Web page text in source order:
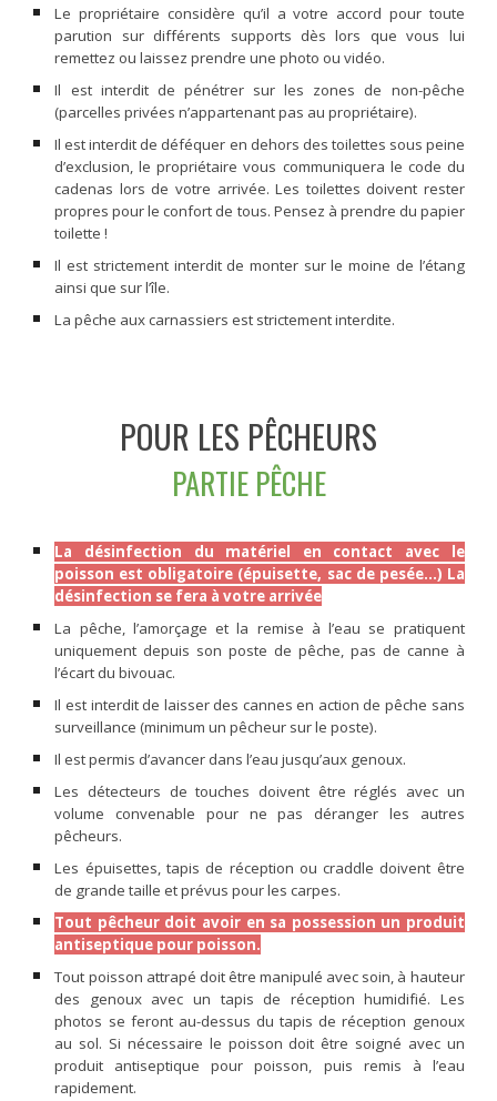
Le propriétaire considère qu’il a votre accord pour toute
parution sur différents supports dès lors que vous lui
remettez ou laissez prendre une photo ou vidéo.
Il est interdit de pénétrer sur les zones de non-pêche
(parcelles privées n’appartenant pas au propriétaire).
Il est interdit de déféquer en dehors des toilettes sous peine
d’exclusion, le propriétaire vous communiquera le code du
cadenas lors de votre arrivée. Les toilettes doivent rester
propres pour le confort de tous. Pensez à prendre du papier
toilette !
Il est strictement interdit de monter sur le moine de l’étang
ainsi que sur l’île.
La pêche aux carnassiers est strictement interdite.
POUR LES PÊCHEURS
PARTIE PÊCHE
La désinfection du matériel en contact avec le
poisson est obligatoire (épuisette, sac de pesée...) La
désinfection se fera à votre arrivée
La pêche, l’amorçage et la remise à l’eau se pratiquent
uniquement depuis son poste de pêche, pas de canne à
l’écart du bivouac.
Il est interdit de laisser des cannes en action de pêche sans
surveillance (minimum un pêcheur sur le poste).
Il est permis d’avancer dans l’eau jusqu’aux genoux.
Les détecteurs de touches doivent être réglés avec un
volume convenable pour ne pas déranger les autres
pêcheurs.
Les épuisettes, tapis de réception ou craddle doivent être
de grande taille et prévus pour les carpes.
Tout pêcheur doit avoir en sa possession un produit
antiseptique pour poisson.
Tout poisson attrapé doit être manipulé avec soin, à hauteur
des genoux avec un tapis de réception humidifié. Les
photos se feront au-dessus du tapis de réception genoux
au sol. Si nécessaire le poisson doit être soigné avec un
produit antiseptique pour poisson, puis remis à l’eau
rapidement.